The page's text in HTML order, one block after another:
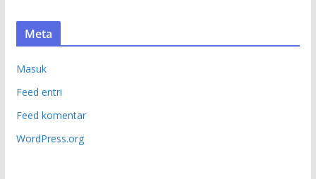
Meta
Masuk
Feed entri
Feed komentar
WordPress.org